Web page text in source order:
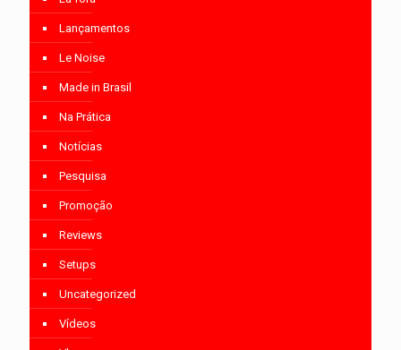
Lançamentos
Le Noise
Made in Brasil
Na Prática
Notícias
Pesquisa
Promoção
Reviews
Setups
Uncategorized
Vídeos